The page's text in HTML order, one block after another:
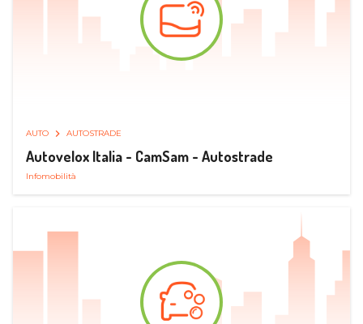
AUTO AUTOSTRADE
Autovelox Italia - CamSam - Autostrade
Infomobilità